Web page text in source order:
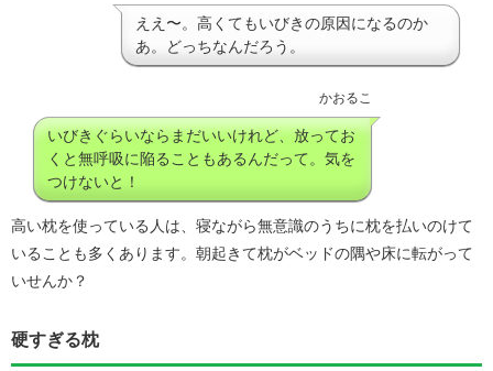
ええ〜。高くてもいびきの原因になるのか
あ。どっちなんだろう。
かおるこ
いびきぐらいならまだいいけれど、放ってお
くと無呼吸に陥ることもあるんだって。気を
つけないと！
高い枕を使っている人は、寝ながら無意識のうちに枕を払いのけて
いることも多くあります。朝起きて枕がベッドの隅や床に転がって
いせんか？
硬すぎる枕